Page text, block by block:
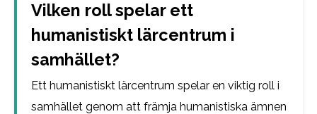
Vilken roll spelar ett
humanistiskt lärcentrum i
samhället?
Ett humanistiskt lärcentrum spelar en viktig roll i
samhället genom att främja humanistiska ämnen